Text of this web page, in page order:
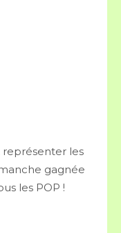
représenter les
gagnée
les POP !